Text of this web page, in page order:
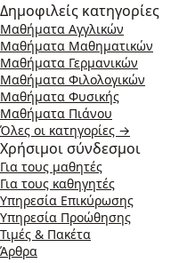
Δημοφιλείς κατηγορίες
Μαθήματα Αγγλικών
Μαθήματα Μαθηματικών
Μαθήματα Γερμανικών
Μαθήματα Φιλολογικών
Μαθήματα Φυσικής
Μαθήματα Πιάνου
Όλες οι κατηγορίες →
Χρήσιμοι σύνδεσμοι
Για τους μαθητές
Για τους καθηγητές
Υπηρεσία Επικύρωσης
Υπηρεσία Προώθησης
Τιμές & Πακέτα
Άρθρα